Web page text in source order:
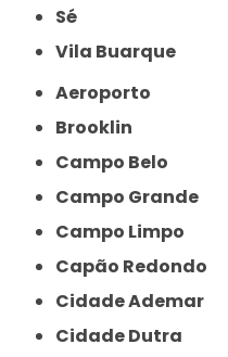
Sé
Vila Buarque
Aeroporto
Brooklin
Campo Belo
Campo Grande
Campo Limpo
Capão Redondo
Cidade Ademar
Cidade Dutra